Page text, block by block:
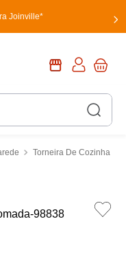
Joinville*
Torneira De Cozinha